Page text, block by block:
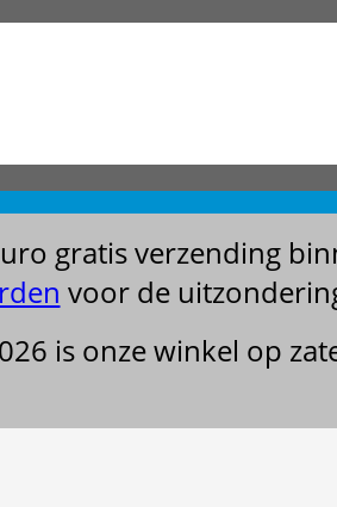
gratis verzending
voor de
is onze winkel op